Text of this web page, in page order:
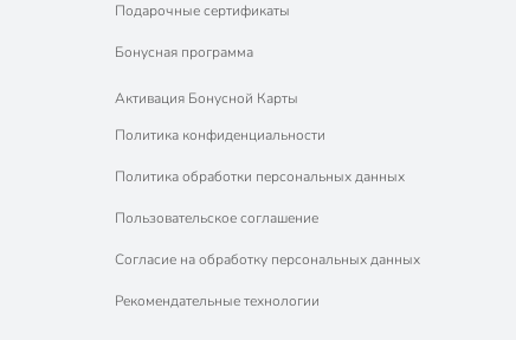
Подарочные сертификаты
Бонусная программа
Активация Бонусной Карты
Политика конфиденциальности
Политика обработки персональных данных
Пользовательское соглашение
Согласие на обработку персональных данных
Рекомендательные технологии